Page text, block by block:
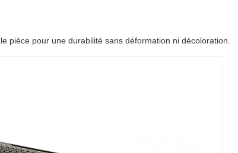
pièce pour une durabilité sans déformation ni décoloration.